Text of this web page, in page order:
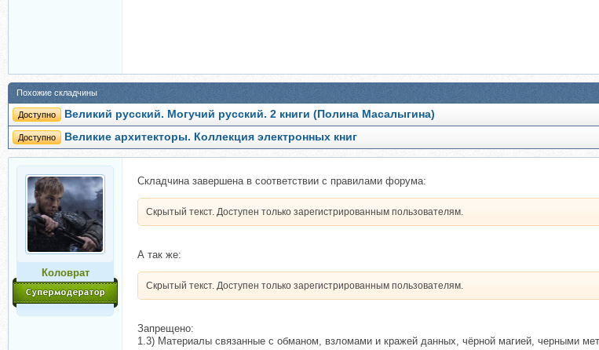
Похожие складчины
Доступно Великий русский. Могучий русский. 2 книги (Полина Масалыгина)
Доступно Великие архитекторы. Коллекция электронных книг
Коловрат
Складчина завершена в соответствии с правилами форума:
Скрытый текст. Доступен только зарегистрированным пользователям.
А так же:
Скрытый текст. Доступен только зарегистрированным пользователям.
Запрещено:
1.3) Материалы связанные с обманом, взломами и кражей данных, чёрной магией, черными